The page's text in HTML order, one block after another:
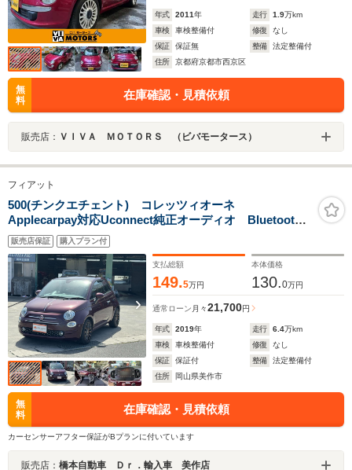
年式 2011年 走行 1.9万km
車検
車検整備付 修復
なし
保証
保証無 整備
法定整備付
住所
京都府京都市西京区
無
料
在庫確認・見積依頼
販売店： ＶＩＶＡ ＭＯＴＯＲＳ （ビバモータース）
フィアット
500(チンクエチェント) コレッツィオーネ
Applecarpay対応Uconnect純正オーディオ Bluetooth
接続対応&USB接続ポート 専用シート オートエアコ
ン リアセンサー 純正16インチアルミホイール ドラ
イブレコーダー ETC 禁煙車 (オペラボルドー)
販売店保証 購入プラン付
支払総額
149.5万円
本体価格
130.0万円
通常ローン 月々21,700円
年式 2019年 走行 6.4万km
車検
車検整備付 修復
なし
保証
保証付 整備
法定整備付
住所
岡山県美作市
無
料
在庫確認・見積依頼
カーセンサーアフター保証がBプランに付いています
販売店： 橋本自動車 Ｄｒ．輸入車 美作店